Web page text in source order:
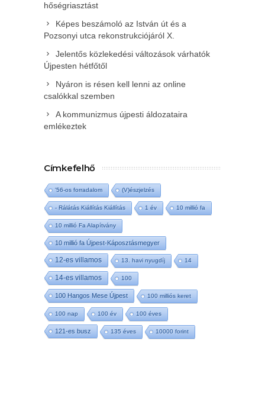
hőségriasztást
Képes beszámoló az István út és a
Pozsonyi utca rekonstrukciójáról X.
Jelentős közlekedési változások várhatók
Újpesten hétfőtől
Nyáron is résen kell lenni az online
csalókkal szemben
A kommunizmus újpesti áldozataira
emlékeztek
Címkefelhő
'56-os forradalom (V)észjelzés
- Rálátás Kiállítás Kiállítás 1 év 10 millió fa
10 millió Fa Alapítvány
10 millió fa Újpest-Káposztásmegyer
12-es villamos 13. havi nyugdíj 14
14-es villamos 100
100 Hangos Mese Újpest 100 milliós keret
100 nap 100 év 100 éves
121-es busz 135 éves 10000 forint